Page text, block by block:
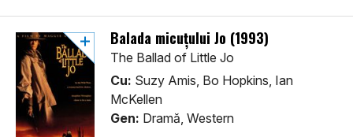
Balada micuțului Jo (1993)
The Ballad of Little Jo
Cu: Suzy Amis, Bo Hopkins, Ian
McKellen
Gen: Dramă, Western